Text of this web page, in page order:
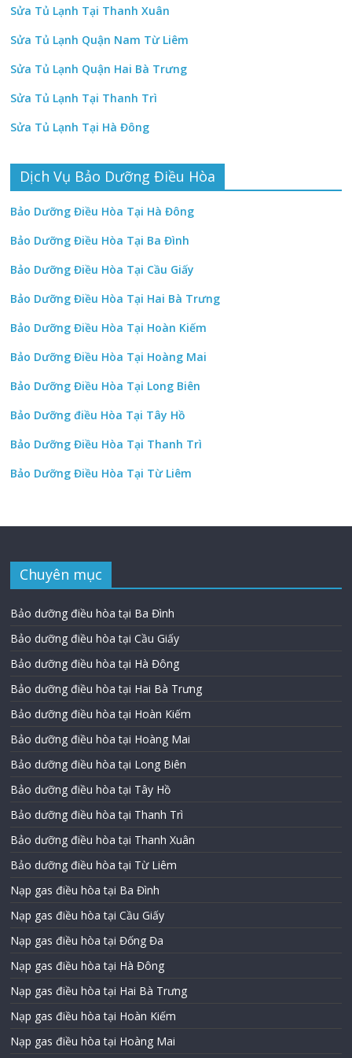
Sửa Tủ Lạnh Tại Thanh Xuân
Sửa Tủ Lạnh Quận Nam Từ Liêm
Sửa Tủ Lạnh Quận Hai Bà Trưng
Sửa Tủ Lạnh Tại Thanh Trì
Sửa Tủ Lạnh Tại Hà Đông
Dịch Vụ Bảo Dưỡng Điều Hòa
Bảo Dưỡng Điều Hòa Tại Hà Đông
Bảo Dưỡng Điều Hòa Tại Ba Đình
Bảo Dưỡng Điều Hòa Tại Cầu Giấy
Bảo Dưỡng Điều Hòa Tại Hai Bà Trưng
Bảo Dưỡng Điều Hòa Tại Hoàn Kiếm
Bảo Dưỡng Điều Hòa Tại Hoàng Mai
Bảo Dưỡng Điều Hòa Tại Long Biên
Bảo Dưỡng điều Hòa Tại Tây Hồ
Bảo Dưỡng Điều Hòa Tại Thanh Trì
Bảo Dưỡng Điều Hòa Tại Từ Liêm
Chuyên mục
Bảo dưỡng điều hòa tại Ba Đình
Bảo dưỡng điều hòa tại Cầu Giấy
Bảo dưỡng điều hòa tại Hà Đông
Bảo dưỡng điều hòa tại Hai Bà Trưng
Bảo dưỡng điều hòa tại Hoàn Kiếm
Bảo dưỡng điều hòa tại Hoàng Mai
Bảo dưỡng điều hòa tại Long Biên
Bảo dưỡng điều hòa tại Tây Hồ
Bảo dưỡng điều hòa tại Thanh Trì
Bảo dưỡng điều hòa tại Thanh Xuân
Bảo dưỡng điều hòa tại Từ Liêm
Nạp gas điều hòa tại Ba Đình
Nạp gas điều hòa tại Cầu Giấy
Nạp gas điều hòa tại Đống Đa
Nạp gas điều hòa tại Hà Đông
Nạp gas điều hòa tại Hai Bà Trưng
Nạp gas điều hòa tại Hoàn Kiếm
Nạp gas điều hòa tại Hoàng Mai